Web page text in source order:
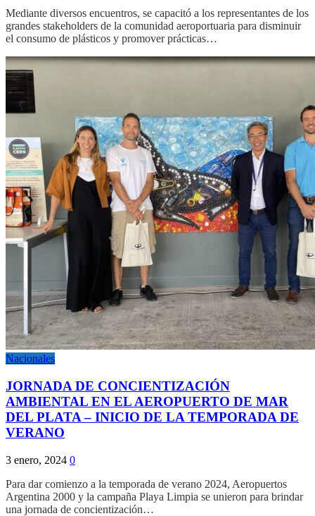
Mediante diversos encuentros, se capacitó a los representantes de los
grandes stakeholders de la comunidad aeroportuaria para disminuir
el consumo de plásticos y promover prácticas…
Nacionales
JORNADA DE CONCIENTIZACIÓN
AMBIENTAL EN EL AEROPUERTO DE MAR
DEL PLATA – INICIO DE LA TEMPORADA DE
VERANO
3 enero, 2024 0
Para dar comienzo a la temporada de verano 2024, Aeropuertos
Argentina 2000 y la campaña Playa Limpia se unieron para brindar
una jornada de concientización…